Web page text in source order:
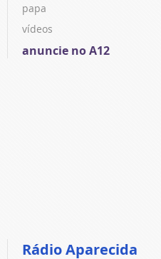
papa
vídeos
anuncie no A12
Rádio Aparecida